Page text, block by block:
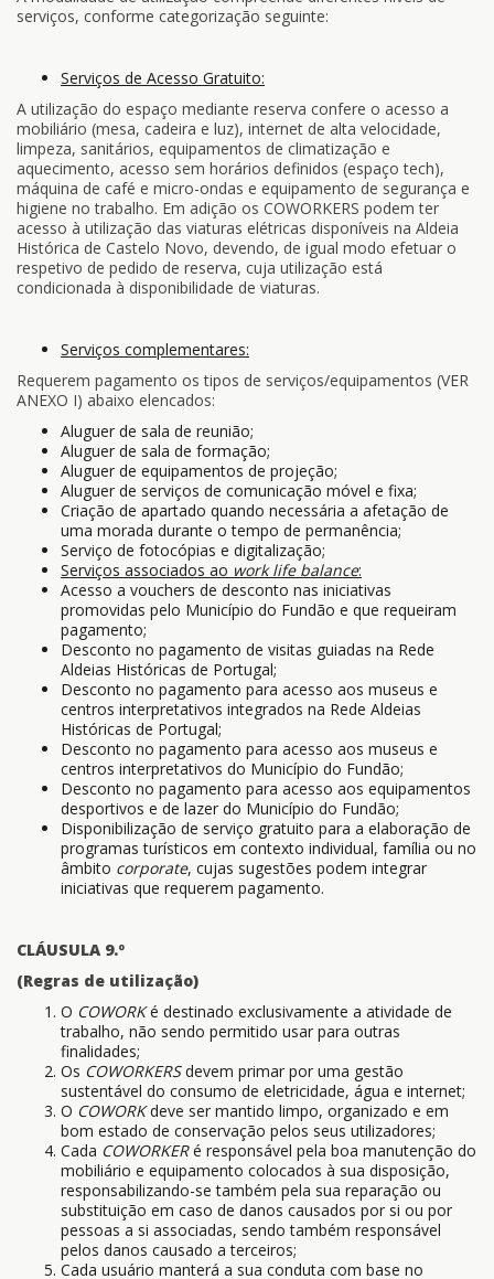
serviços, conforme categorização seguinte:
Serviços de Acesso Gratuito:
A utilização do espaço mediante reserva confere o acesso a
mobiliário (mesa, cadeira e luz), internet de alta velocidade,
limpeza, sanitários, equipamentos de climatização e
aquecimento, acesso sem horários definidos (espaço tech),
máquina de café e micro-ondas e equipamento de segurança e
higiene no trabalho. Em adição os COWORKERS podem ter
acesso à utilização das viaturas elétricas disponíveis na Aldeia
Histórica de Castelo Novo, devendo, de igual modo efetuar o
respetivo de pedido de reserva, cuja utilização está
condicionada à disponibilidade de viaturas.
Serviços complementares:
Requerem pagamento os tipos de serviços/equipamentos (VER
ANEXO I) abaixo elencados:
Aluguer de sala de reunião;
Aluguer de sala de formação;
Aluguer de equipamentos de projeção;
Aluguer de serviços de comunicação móvel e fixa;
Criação de apartado quando necessária a afetação de
uma morada durante o tempo de permanência;
Serviço de fotocópias e digitalização;
Serviços associados ao work life balance:
Acesso a vouchers de desconto nas iniciativas
promovidas pelo Município do Fundão e que requeiram
pagamento;
Desconto no pagamento de visitas guiadas na Rede
Aldeias Históricas de Portugal;
Desconto no pagamento para acesso aos museus e
centros interpretativos integrados na Rede Aldeias
Históricas de Portugal;
Desconto no pagamento para acesso aos museus e
centros interpretativos do Município do Fundão;
Desconto no pagamento para acesso aos equipamentos
desportivos e de lazer do Município do Fundão;
Disponibilização de serviço gratuito para a elaboração de
programas turísticos em contexto individual, família ou no
âmbito corporate, cujas sugestões podem integrar
iniciativas que requerem pagamento.
CLÁUSULA 9.º
(Regras de utilização)
O COWORKé destinado exclusivamente a atividade de
trabalho, não sendo permitido usar para outras
finalidades;
Os COWORKERSdevem primar por uma gestão
sustentável do consumo de eletricidade, água e internet;
O COWORKdeve ser mantido limpo, organizado e em
bom estado de conservação pelos seus utilizadores;
Cada COWORKERé responsável pela boa manutenção do
mobiliário e equipamento colocados à sua disposição,
responsabilizando-se também pela sua reparação ou
substituição em caso de danos causados por si ou por
pessoas a si associadas, sendo também responsável
pelos danos causado a terceiros;
Cada usuário manterá a sua conduta com base no